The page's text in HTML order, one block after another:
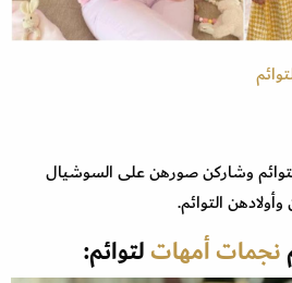
وشاركن صورهن على السوشيال
التوائم.
نجمات أمهاتلتوائم: